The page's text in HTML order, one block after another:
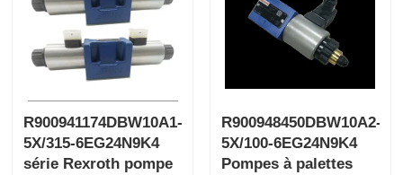
R900941174DBW10A1-
5X/315-6EG24N9K4
série Rexroth pompe
R900948450DBW10A2-
5X/100-6EG24N9K4
Pompes à palettes